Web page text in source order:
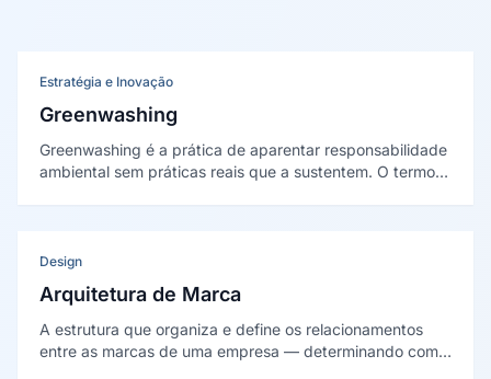
Estratégia e Inovação
Greenwashing
Greenwashing é a prática de aparentar responsabilidade
ambiental sem práticas reais que a sustentem. O termo
Design
Arquitetura de Marca
A estrutura que organiza e define os relacionamentos
entre as marcas de uma empresa — determinando como